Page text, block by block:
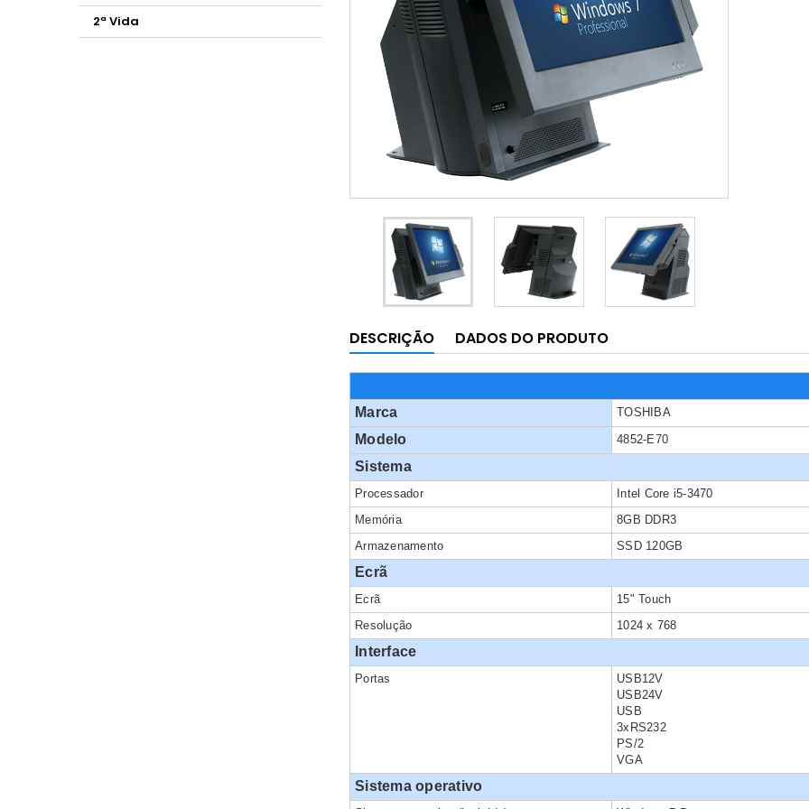
2ª Vida
DESCRIÇÃO DADOS DO PRODUTO
Marca
TOSHIBA
Modelo 4852-E70
Sistema
Processador
Intel Core i5-3470
Memória
8GB DDR3
Armazenamento
SSD 120GB
Ecrã
Ecrã
15" Touch
Resolução
1024 x 768
Interface
Portas
USB12V
USB24V
USB
3xRS232
PS/2
VGA
Sistema operativo